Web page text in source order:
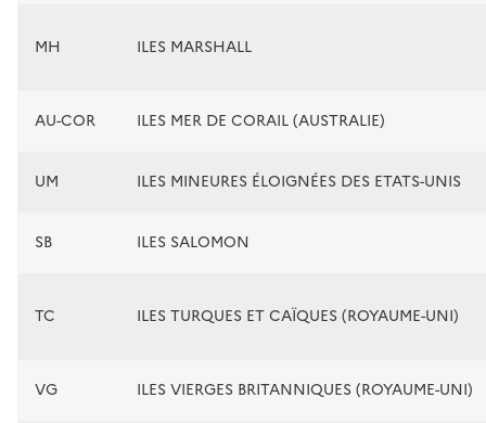
MH ILES MARSHALL
AU-COR ILES MER DE CORAIL (AUSTRALIE)
UM ILES MINEURES ÉLOIGNÉES DES ETATS-UNIS
SB ILES SALOMON
TC ILES TURQUES ET CAÏQUES (ROYAUME-UNI)
VG ILES VIERGES BRITANNIQUES (ROYAUME-UNI)